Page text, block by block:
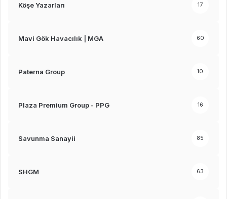
Köşe Yazarları 17
Mavi Gök Havacılık | MGA 60
Paterna Group 10
Plaza Premium Group - PPG 16
Savunma Sanayii 85
SHGM 63